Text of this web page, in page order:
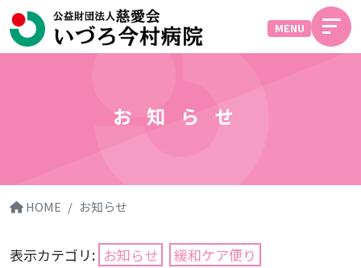
MENU
お知らせ
HOME お知らせ
表示カテゴリ: お知らせ 緩和ケア便り